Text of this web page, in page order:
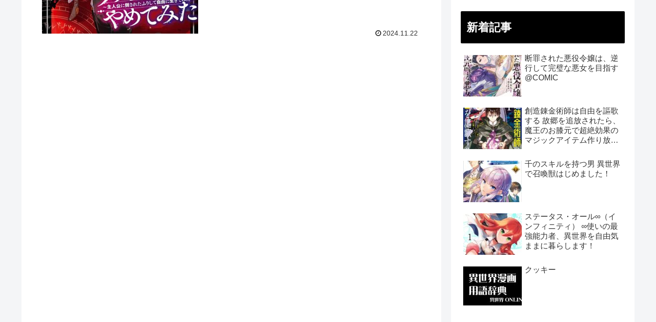
2024.11.22 新着記事
断罪された悪役令嬢は、逆
行して完璧な悪女を目指す
@COMIC
創造錬金術師は自由を謳歌
する 故郷を追放されたら、
魔王のお膝元で超絶効果の
マジックアイテム作り放題
千のスキルを持つ男 異世界
で召喚獣はじめました！
ステータス・オール∞（イ
ンフィニティ） ∞使いの最
強能力者、異世界を自由気
ままに暮らします！
クッキー